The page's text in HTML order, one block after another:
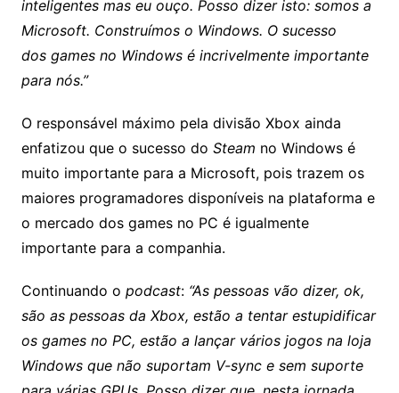
inteligentes mas eu ouço. Posso dizer isto: somos a
Microsoft. Construímos o Windows. O sucesso
dos games no Windows é incrivelmente importante
para nós.”
O responsável máximo pela divisão Xbox ainda
enfatizou que o sucesso do Steam no Windows é
muito importante para a Microsoft, pois trazem os
maiores programadores disponíveis na plataforma e
o mercado dos games no PC é igualmente
importante para a companhia.
Continuando o podcast: “As pessoas vão dizer, ok,
são as pessoas da Xbox, estão a tentar estupidificar
os games no PC, estão a lançar vários jogos na loja
Windows que não suportam V-sync e sem suporte